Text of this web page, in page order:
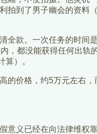
拍到了男子幽会的资料
款。一次任务的时间
，都没能获得任何出轨
算）。
价格，约5万元左右，
义已经在向法律维权